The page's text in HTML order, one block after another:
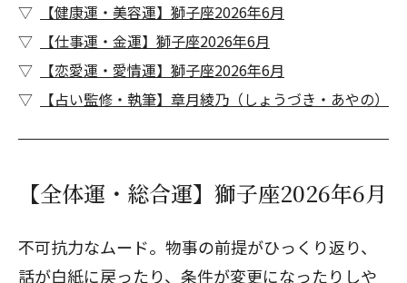
【健康運・美容運】獅子座2026年6月
【仕事運・金運】獅子座2026年6月
【恋愛運・愛情運】獅子座2026年6月
【占い監修・執筆】章月綾乃（しょうづき・あやの）
【全体運・総合運】獅子座2026年6月
不可抗力なムード。物事の前提がひっくり返り、
話が白紙に戻ったり、条件が変更になったりしや